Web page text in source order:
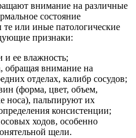
внимание на различные
состояние
те или иные патологические
признаки:
и ее влажность;
обращая внимание на
отделах, калибр сосудов;
(форма, цвет, объем,
носа), пальпируют их
консистенции;
ходов, особенно
щели.